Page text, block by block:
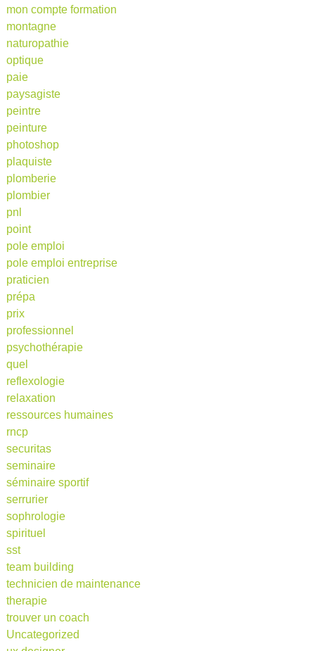
mon compte formation
montagne
naturopathie
optique
paie
paysagiste
peintre
peinture
photoshop
plaquiste
plomberie
plombier
pnl
point
pole emploi
pole emploi entreprise
praticien
prépa
prix
professionnel
psychothérapie
quel
reflexologie
relaxation
ressources humaines
rncp
securitas
seminaire
séminaire sportif
serrurier
sophrologie
spirituel
sst
team building
technicien de maintenance
therapie
trouver un coach
Uncategorized